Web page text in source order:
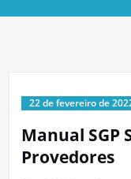
22 de fevereiro de
Manual SGP
Provedores